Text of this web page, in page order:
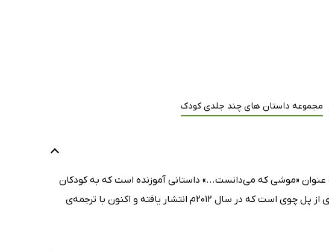
مجموعه داستان های چند جلدی کودک
«موشی که می‌دانست...» داستانی آموزنده است که به کودکان
اهمیت کمک کردن به دوستانشان را گوش‌زد می‌کند. این کتاب، اثری از پل چوی است که در سال ۲۰۱۲م انتشار یافته و اکنون با ترجمه‌ی